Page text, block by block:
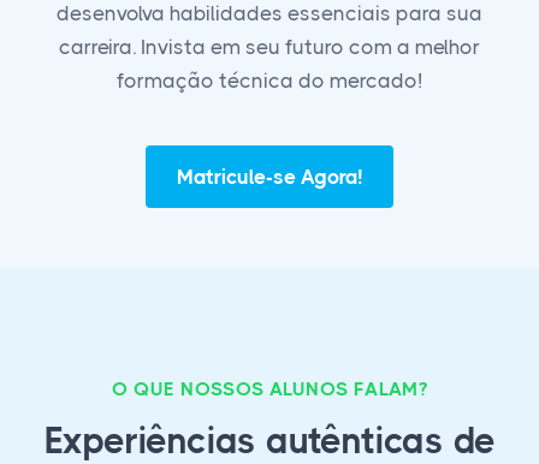
desenvolva habilidades essenciais para sua
carreira. Invista em seu futuro com a melhor
formação técnica do mercado!
Matricule-se Agora!
O QUE NOSSOS ALUNOS FALAM?
Experiências autênticas de